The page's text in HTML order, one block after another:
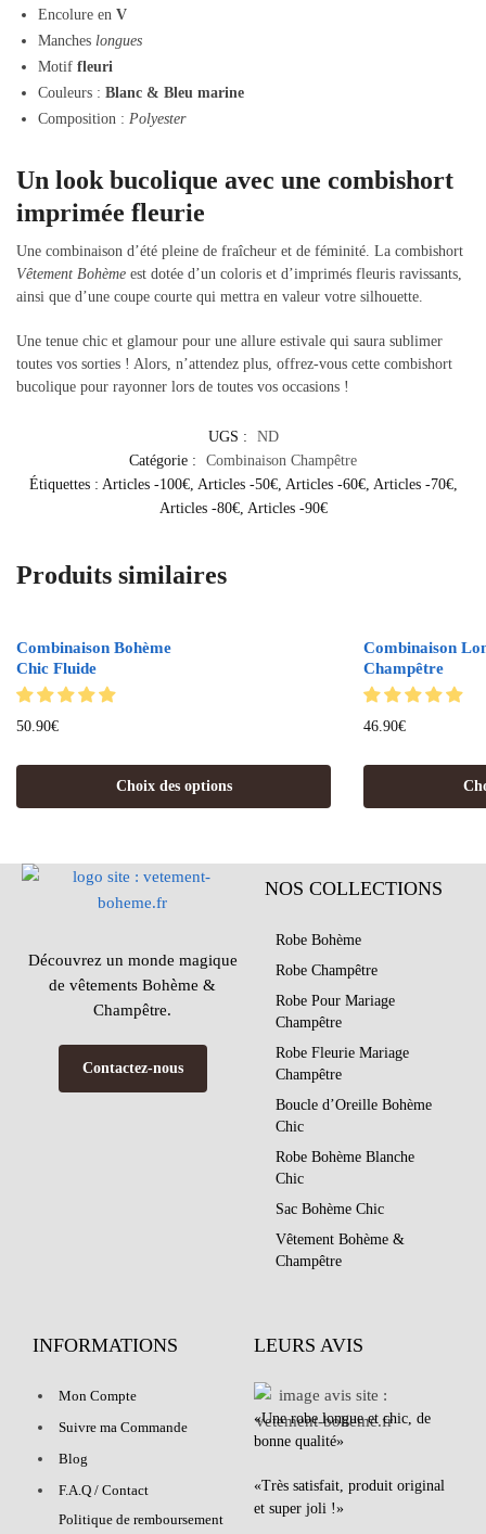
Encolure en V
Manches longues
Motif fleuri
Couleurs : Blanc & Bleu marine
Composition : Polyester
Un look bucolique avec une combishort
imprimée fleurie
Une combinaison d’été pleine de fraîcheur et de féminité. La combishort
Vêtement Bohème est dotée d’un coloris et d’imprimés fleuris ravissants,
ainsi que d’une coupe courte qui mettra en valeur votre silhouette.
Une tenue chic et glamour pour une allure estivale qui saura sublimer
toutes vos sorties ! Alors, n’attendez plus, offrez-vous cette combishort
bucolique pour rayonner lors de toutes vos occasions !
UGS :
ND
Catégorie :
Combinaison Champêtre
Étiquettes : Articles -100€, Articles -50€, Articles -60€, Articles -70€,
Articles -80€, Articles -90€
Produits similaires
Combinaison Bohème
Chic Fluide
50.90€
Choix des options
Combinaison
Champêtre
46.90€
Découvrez un monde magique
de vêtements Bohème &
Champêtre.
Contactez-nous
NOS COLLECTIONS
Robe Bohème
Robe Champêtre
Robe Pour Mariage
Champêtre
Robe Fleurie Mariage
Champêtre
Boucle d’Oreille Bohème
Chic
Robe Bohème Blanche
Chic
Sac Bohème Chic
Vêtement Bohème &
Champêtre
INFORMATIONS
Mon Compte
Suivre ma Commande
Blog
F.A.Q / Contact
Politique de remboursement
LEURS AVIS
«Une robe longue et chic, de
bonne qualité»
«Très satisfait, produit original
et super joli !»